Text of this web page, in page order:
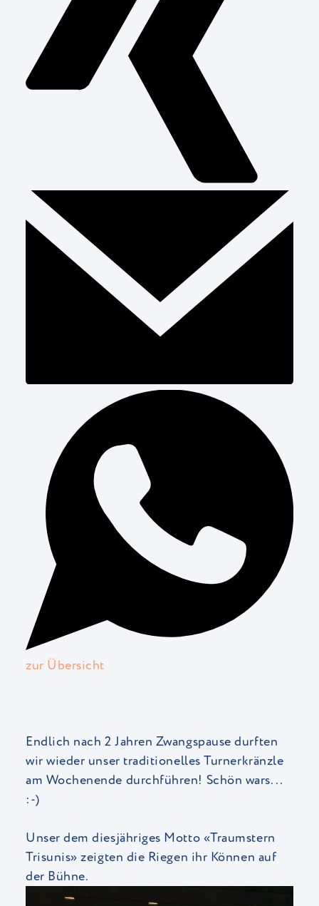
zur Übersicht
Endlich nach 2 Jahren Zwangspause durften
wir wieder unser traditionelles Turnerkränzle
am Wochenende durchführen! Schön wars...
:-)
Unser dem diesjähriges Motto «Traumstern
Trisunis» zeigten die Riegen ihr Können auf
der Bühne.